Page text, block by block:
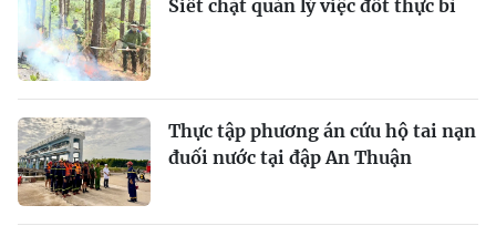
Siết chặt quản lý việc đốt thực bì
Thực tập phương án cứu hộ tai nạn
đuối nước tại đập An Thuận